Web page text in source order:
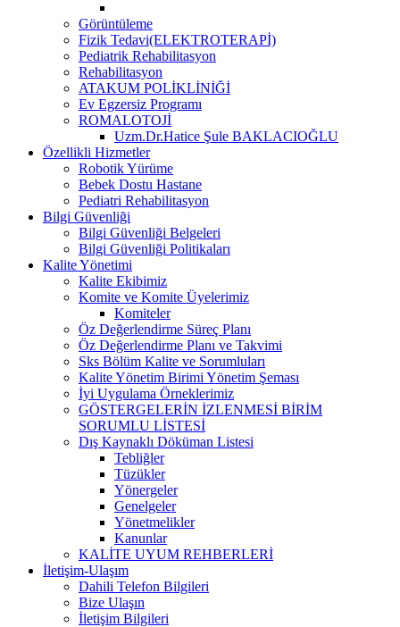
Görüntüleme
Fizik Tedavi(ELEKTROTERAPİ)
Pediatrik Rehabilitasyon
Rehabilitasyon
ATAKUM POLİKLİNİĞİ
Ev Egzersiz Programı
ROMALOTOJİ
Uzm.Dr.Hatice Şule BAKLACIOĞLU
Özellikli Hizmetler
Robotik Yürüme
Bebek Dostu Hastane
Pediatri Rehabilitasyon
Bilgi Güvenliği
Bilgi Güvenliği Belgeleri
Bilgi Güvenliği Politikaları
Kalite Yönetimi
Kalite Ekibimiz
Komite ve Komite Üyelerimiz
Komiteler
Öz Değerlendirme Süreç Planı
Öz Değerlendirme Planı ve Takvimi
Sks Bölüm Kalite ve Sorumluları
Kalite Yönetim Birimi Yönetim Şeması
İyi Uygulama Örneklerimiz
GÖSTERGELERİN İZLENMESİ BİRİM
SORUMLU LİSTESİ
Dış Kaynaklı Döküman Listesi
Tebliğler
Tüzükler
Yönergeler
Genelgeler
Yönetmelikler
Kanunlar
KALİTE UYUM REHBERLERİ
İletişim-Ulaşım
Dahili Telefon Bilgileri
Bize Ulaşın
İletişim Bilgileri